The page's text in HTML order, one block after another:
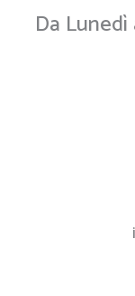
Da